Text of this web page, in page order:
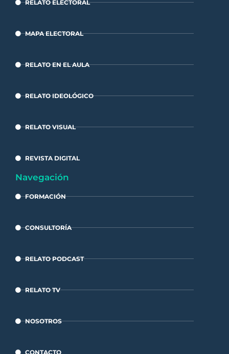
RELATO ELECTORAL
MAPA ELECTORAL
RELATO EN EL AULA
RELATO IDEOLÓGICO
RELATO VISUAL
REVISTA DIGITAL
Navegación
FORMACIÓN
CONSULTORÍA
RELATO PODCAST
RELATO TV
NOSOTROS
CONTACTO